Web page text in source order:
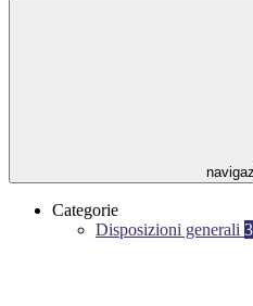
Categorie
Disposizioni generali